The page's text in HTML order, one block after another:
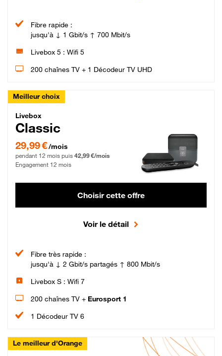
Fibre rapide :
jusqu'à ↓ 1 Gbit/s ↑ 700 Mbit/s
Livebox 5 : Wifi 5
200 chaînes TV + 1 Décodeur TV UHD
Meilleur choix
Livebox Classic Fibre
Livebox
Classic
29,99 € par mois pendant 12 mois puis 42,99 € par mois, Engagement 12 mois
29,99 €/mois
pendant 12 mois puis 42,99 €/mois
Engagement 12 mois
Choisir cette offre
Voir le détail
Fibre très rapide :
jusqu'à ↓ 2 Gbit/s partagés ↑ 800 Mbit/s
Livebox S : Wifi 7
200 chaînes TV + Eurosport 1
1 Décodeur TV 6
Le meilleur d'Orange